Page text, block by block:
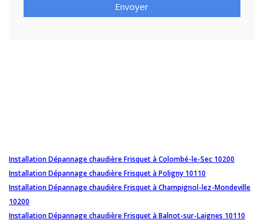
Envoyer
Installation Dépannage chaudière Frisquet à Colombé-le-Sec 10200
Installation Dépannage chaudière Frisquet à Poligny 10110
Installation Dépannage chaudière Frisquet à Champignol-lez-Mondeville
10200
Installation Dépannage chaudière Frisquet à Balnot-sur-Laignes 10110